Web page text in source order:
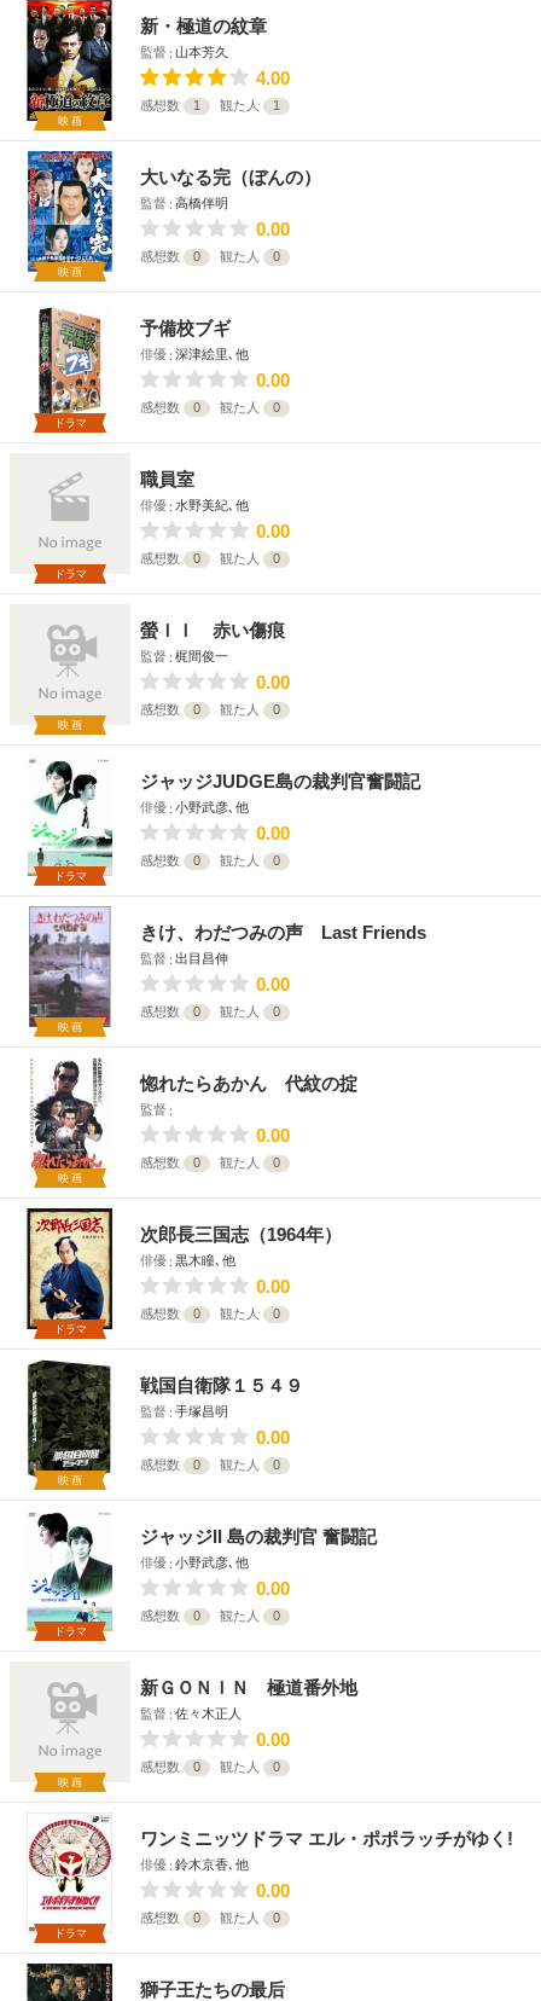
映画
新・極道の紋章
監督 山本芳久
4.00
感想数 1 観た人 1
映画
大いなる完（ぼんの）
監督 高橋伴明
0.00
感想数 0 観た人 0
ドラマ
予備校ブギ
俳優 深津絵里､他
0.00
感想数 0 観た人 0
ドラマ
職員室
俳優 水野美紀､他
0.00
感想数 0 観た人 0
映画
螢ＩＩ 赤い傷痕
監督 梶間俊一
0.00
感想数 0 観た人 0
ドラマ
ジャッジJUDGE島の裁判官奮闘記
俳優 小野武彦､他
0.00
感想数 0 観た人 0
映画
きけ、わだつみの声 Last Friends
監督 出目昌伸
0.00
感想数 0 観た人 0
映画
惚れたらあかん 代紋の掟
監督
0.00
感想数 0 観た人 0
ドラマ
次郎長三国志（1964年）
俳優 黒木瞳､他
0.00
感想数 0 観た人 0
映画
戦国自衛隊１５４９
監督 手塚昌明
0.00
感想数 0 観た人 0
ドラマ
ジャッジII 島の裁判官 奮闘記
俳優 小野武彦､他
0.00
感想数 0 観た人 0
映画
新ＧＯＮＩＮ 極道番外地
監督 佐々木正人
0.00
感想数 0 観た人 0
ドラマ
ワンミニッツドラマ エル・ポポラッチがゆく!
俳優 鈴木京香､他
0.00
感想数 0 観た人 0
獅子王たちの最后